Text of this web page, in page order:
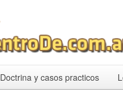
Doctrina y casos practicos